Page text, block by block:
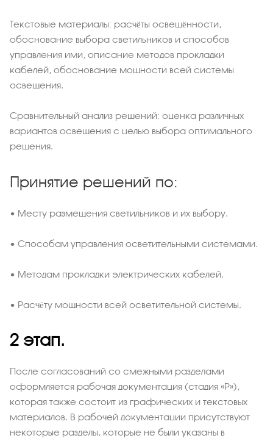
Текстовые материалы: расчёты освещённости,
обоснование выбора светильников и способов
управления ими, описание методов прокладки
кабелей, обоснование мощности всей системы
освещения.
Сравнительный анализ решений: оценка различных
вариантов освещения с целью выбора оптимального
решения.
Принятие решений по:
• Месту размещения светильников и их выбору.
• Способам управления осветительными системами.
• Методам прокладки электрических кабелей.
• Расчёту мощности всей осветительной системы.
2 этап.
После согласований со смежными разделами
оформляется рабочая документация (стадия «Р»),
которая также состоит из графических и текстовых
материалов. В рабочей документации присутствуют
некоторые разделы, которые не были указаны в